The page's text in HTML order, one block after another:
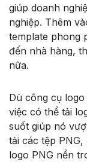
giúp doanh
nghiệp. Thêm
template phong
đến nhà hàng,
nữa.
Dù công cụ
việc có thể tải
suốt giúp nó
tải các tệp PNG,
logo PNG nền